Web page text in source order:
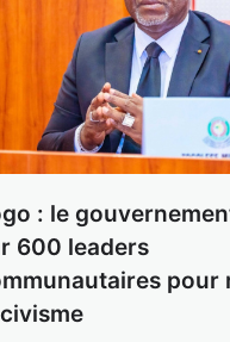
: le
600 leaders
pour